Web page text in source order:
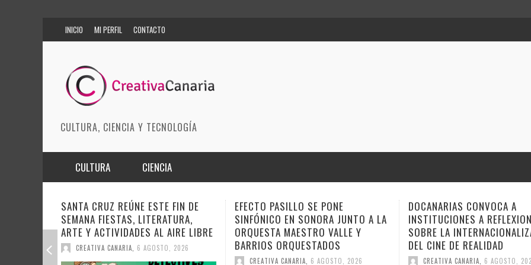
INICIO MI PERFIL CONTACTO
CULTURA, CIENCIA Y TECNOLOGÍA
CULTURA
ARTES ESCÉNICAS
MODA
CIENCIA
INNOVACIÓN
CIENCIAS DE LA TIERRA
EFECTO PASILLO SE PONE
SINFÓNICO EN SONORA JUNTO A LA
ORQUESTA MAESTRO VALLE Y
BARRIOS ORQUESTADOS
CREATIVA CANARIA, 6 AGOSTO, 2026
DOCANARIAS CONVOCA A
INSTITUCIONES A REFLEXIONAR
SOBRE LA INTERNACIONALIZACIÓN
DEL CINE DE REALIDAD
CREATIVA CANARIA 6 AGOSTO, 2026
ANA TOVAR, FIDEL GALBÁN Y
GEMAGE LLEVAN SUS
ESTE FIN DE SEMANA A
CUENTO
CREATIVA CANARIA 6 AGOSTO,